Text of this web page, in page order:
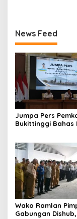
News Feed
Jumpa Pers
Bukittinggi Bahas
Wako Ramlan
Gabungan Dishub,